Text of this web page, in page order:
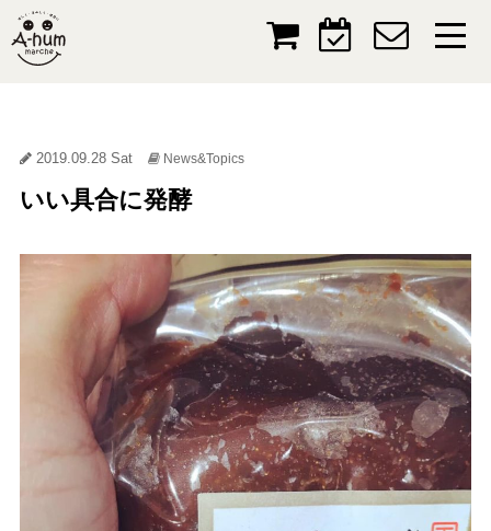
2019.09.28 Sat News&Topics
いい具合に発酵